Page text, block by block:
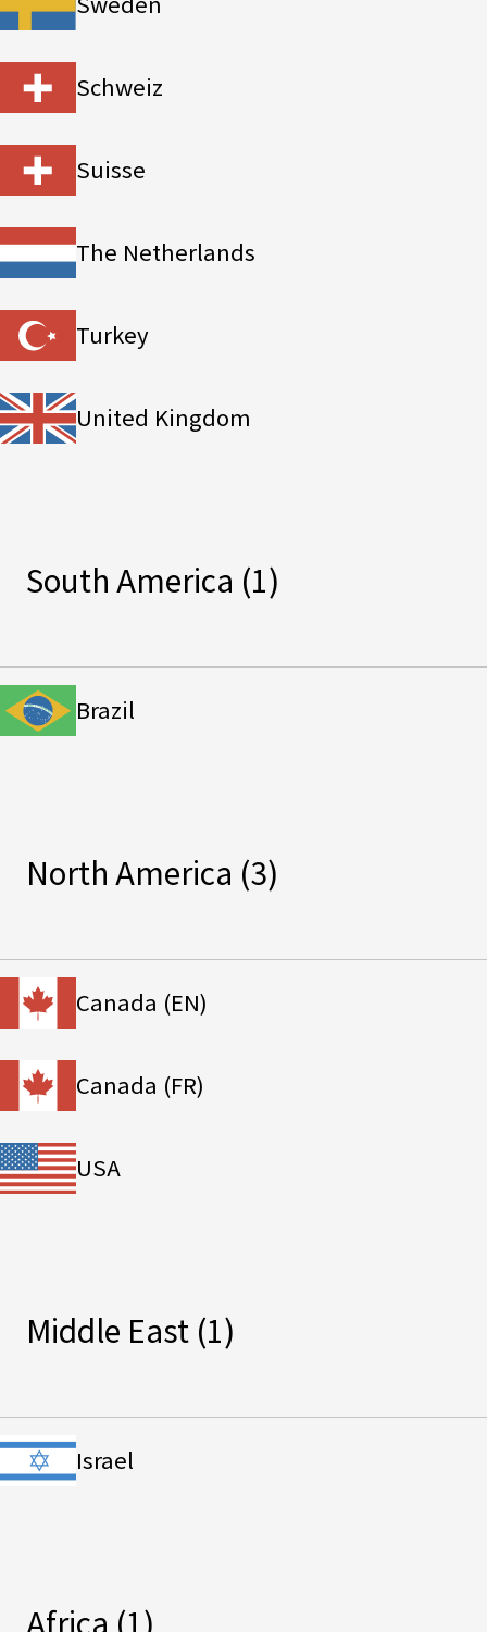
Schweiz
Suisse
The Netherlands
Turkey
United Kingdom
South America (1)
Brazil
North America (3)
Canada (EN)
Canada (FR)
USA
Middle East (1)
Israel
Africa (1)